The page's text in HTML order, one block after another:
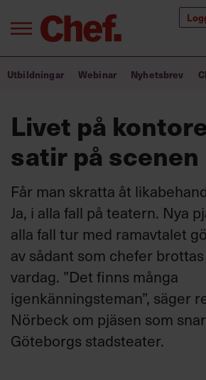
Annonsera
Om oss
Kontakta oss
Kundservice
Villkor och policy för
personuppgiftsbehandling
Bra ledare
Innehåll från Chef
Utbildning för ledare
Chefakademin+
Populära
Utbildningar Webinar Nyhetsbrev
Livet på
satir på scenen
Får man skratta åt
Ja, i alla fall på teatern. Nya
alla fall tur med ramavtalet
av sådant som chefer
vardag. ”Det finns många
igenkänningsteman”, säger
Nörbeck om pjäsen som
Göteborgs stadsteater.